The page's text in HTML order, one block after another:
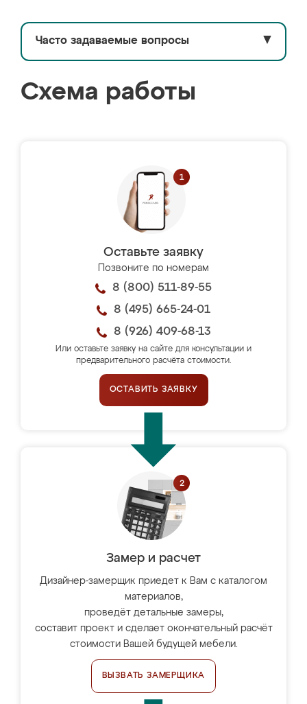
Часто задаваемые вопросы ▼
Схема работы
Оставьте заявку
Позвоните по номерам
8 (800) 511-89-55
8 (495) 665-24-01
8 (926) 409-68-13
Или оставьте заявку на сайте для консультации и
предварительного расчёта стоимости.
ОСТАВИТЬ ЗАЯВКУ
Замер и расчет
Дизайнер-замерщик приедет к Вам с каталогом
материалов,
проведёт детальные замеры,
составит проект и сделает окончательный расчёт
стоимости Вашей будущей мебели.
ВЫЗВАТЬ ЗАМЕРЩИКА